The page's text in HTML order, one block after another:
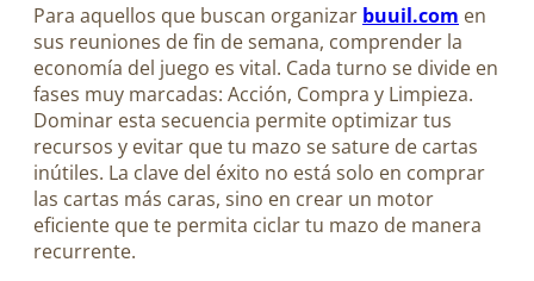
Para aquellos que buscan organizar buuil.com en
sus reuniones de fin de semana, comprender la
economía del juego es vital. Cada turno se divide en
fases muy marcadas: Acción, Compra y Limpieza.
Dominar esta secuencia permite optimizar tus
recursos y evitar que tu mazo se sature de cartas
inútiles. La clave del éxito no está solo en comprar
las cartas más caras, sino en crear un motor
eficiente que te permita ciclar tu mazo de manera
recurrente.